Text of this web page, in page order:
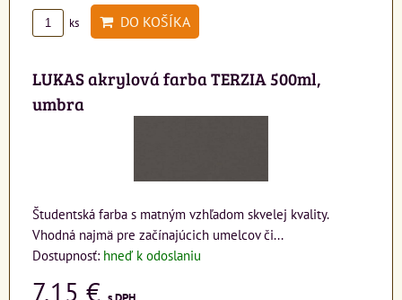
ks DO KOŠÍKA
LUKAS akrylová farba TERZIA 500ml,
umbra
Študentská farba s matným vzhľadom skvelej kvality.
Vhodná najmä pre začínajúcich umelcov či...
Dostupnosť: hneď k odoslaniu
7,15 €